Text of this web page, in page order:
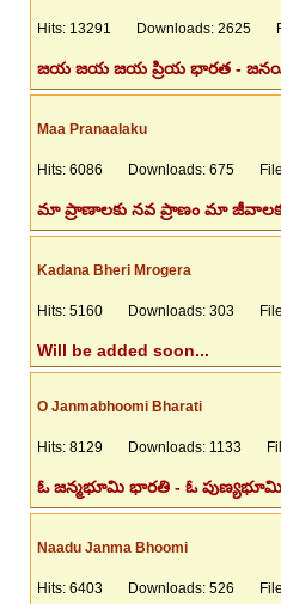
Hits: 13291 Downloads: 2625
జయ జయ జయ ప్రియ భారత -
Maa Pranaalaku
Hits: 6086 Downloads: 675
మా ప్రాణాలకు నవ ప్రాణం మా జీవాలకు
Kadana Bheri Mrogera
Hits: 5160 Downloads: 303
Will be added soon...
O Janmabhoomi Bharati
Hits: 8129 Downloads: 1133
ఓ జన్మభూమి భారతి - ఓ
Naadu Janma Bhoomi
Hits: 6403 Downloads: 526